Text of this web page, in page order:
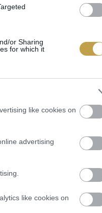
or Sharing
for which it
like cookies on
advertising
like cookies on
Oyster Bottle Opener
készült